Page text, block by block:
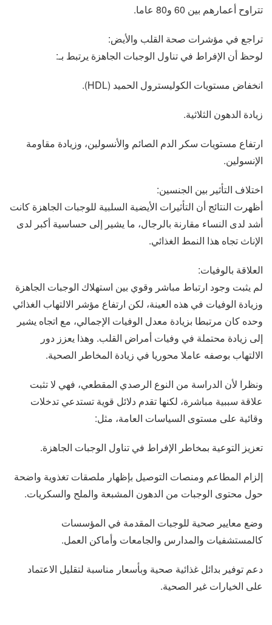
تتراوح أعمارهم بين 60 و80 عاما.
تراجع في مؤشرات صحة القلب والأيض:
لوحظ أن الإفراط في تناول الوجبات الجاهزة يرتبط بـ:
انخفاض مستويات الكوليسترول الحميد (HDL).
زيادة الدهون الثلاثية.
ارتفاع مستويات سكر الدم الصائم والأنسولين، وزيادة مقاومة
الإنسولين.
اختلاف التأثير بين الجنسين:
أظهرت النتائج أن التأثيرات الأيضية السلبية للوجبات الجاهزة كانت
أشد لدى النساء مقارنة بالرجال، ما يشير إلى حساسية أكبر لدى
الإناث تجاه هذا النمط الغذائي.
العلاقة بالوفيات:
لم يثبت وجود ارتباط مباشر وقوي بين استهلاك الوجبات الجاهزة
وزيادة الوفيات في هذه العينة، لكن ارتفاع مؤشر الالتهاب الغذائي
وحده كان مرتبطا بزيادة معدل الوفيات الإجمالي، مع اتجاه يشير
إلى زيادة محتملة في وفيات أمراض القلب. وهذا يعزز دور
الالتهاب بوصفه عاملا محوريا في زيادة المخاطر الصحية.
ونظرا لأن الدراسة من النوع الرصدي المقطعي، فهي لا تثبت
علاقة سببية مباشرة، لكنها تقدم دلائل قوية تستدعي تدخلات
وقائية على مستوى السياسات العامة، مثل:
تعزيز التوعية بمخاطر الإفراط في تناول الوجبات الجاهزة.
إلزام المطاعم ومنصات التوصيل بإظهار ملصقات تغذوية واضحة
حول محتوى الوجبات من الدهون المشبعة والملح والسكريات.
وضع معايير صحية للوجبات المقدمة في المؤسسات
كالمستشفيات والمدارس والجامعات وأماكن العمل.
دعم توفير بدائل غذائية صحية وبأسعار مناسبة لتقليل الاعتماد
على الخيارات غير الصحية.